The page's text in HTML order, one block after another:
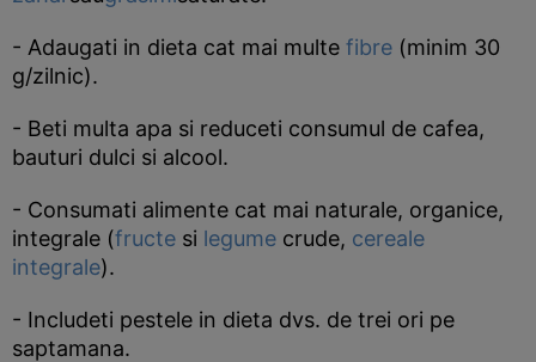
- Adaugati in dieta cat mai multe fibre (minim 30
g/zilnic).
- Beti multa apa si reduceti consumul de cafea,
bauturi dulci si alcool.
- Consumati alimente cat mai naturale, organice,
integrale (fructe si legume crude, cereale
integrale).
- Includeti pestele in dieta dvs. de trei ori pe
saptamana.